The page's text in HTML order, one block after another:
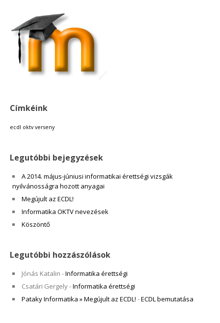
20:00
21:00
Címkéink
ecdl oktv verseny
Legutóbbi bejegyzések
A 2014. május-júniusi informatikai érettségi vizsgák
nyilvánosságra hozott anyagai
Megújult az ECDL!
Informatika OKTV nevezések
Köszöntő
Legutóbbi hozzászólások
Jónás Katalin -Informatika érettségi
Csatári Gergely-Informatika érettségi
Pataky Informatika » Megújult az ECDL! -ECDL bemutatása